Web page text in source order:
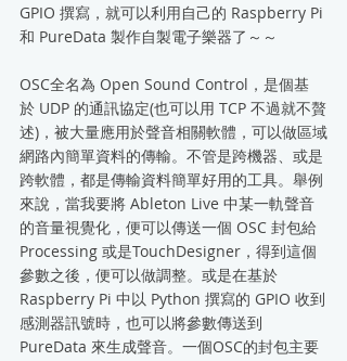
GPIO 撰寫，就可以利用自己的 Raspberry Pi
和 PureData 製作自製電子樂器了～～
OSC全名為 Open Sound Control，是個基
於 UDP 的通訊協定(也可以用 TCP 不過就不贅
述)，被大量應用於聲音相關軟體，可以做區域
網路內簡單資料的傳輸。不管是跨機器、或是
跨軟體，都是傳輸資料簡單好用的工具。舉例
來說，當我要將 Ableton Live 中某一軌聲音
的音量視覺化，便可以傳送一個 OSC 封包給
Processing 或是TouchDesigner，得到這個
參數之後，便可以做調整。或是在基於
Raspberry Pi 中以 Python 撰寫的 GPIO 收到
感測器訊號時，也可以將參數傳送到
PureData 來生成聲音。一個OSC的封包主要